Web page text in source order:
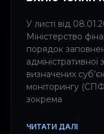
У листі від
Міністерство
порядок
визначених
моніторингу
зокрема
ЧИТАТИ ДАЛІ